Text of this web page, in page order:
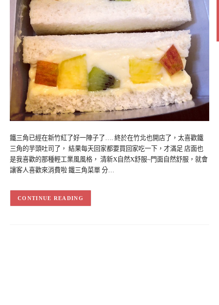
鐵三角已經在新竹紅了好一陣子了…. 終於在竹北也開店了，太喜歡鐵
三角的芋頭吐司了， 結果每天回家都要買回家吃一下，才滿足 店面也
是我喜歡的那種輕工業風風格， 清新X自然X舒服~門面自然舒服，就會
讓客人喜歡來消費啦 鐵三角菜單 分…
CONTINUE READING